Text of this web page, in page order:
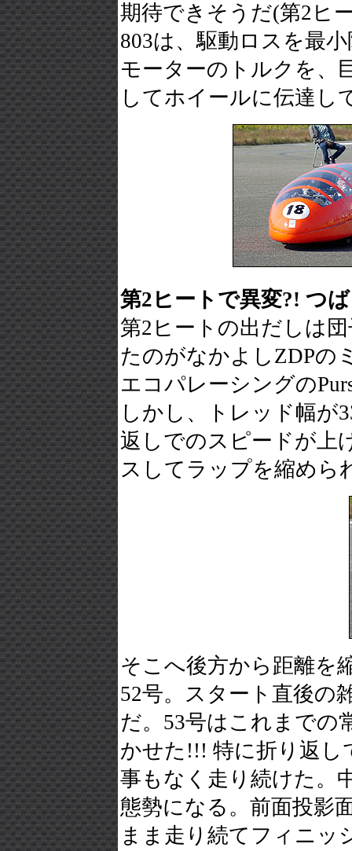
期待できそうだ(第2ヒ
803は、駆動ロスを最
モーターのトルクを、
してホイールに伝達し
第2ヒートで異変?! つ
第2ヒートの出だしは
たのがなかよしZDPの
エコパレーシングの
しかし、トレッド幅が
返しでのスピードが上
スしてラップを縮めら
そこへ後方から距離を
52号。スタート直後の
だ。53号はこれまでの
かせた!!! 特に折り返し
事もなく走り続けた。
態勢になる。前面投影
まま走り続てフィニッ